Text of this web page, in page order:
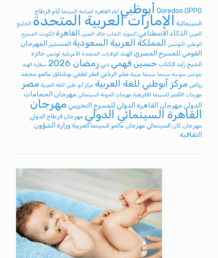
Ooredoo OPPO أبوظبي أيام القاهرة لصناعة السينما أيام قرطاج
السينمائية الإمارات العربية المتحدة الخليج
العربي
الذكاء الاصطناعي السويد الشاب خالد الصين القاهرة الكويت المسرح
الوطني التونسي
المملكة العربية السعودية المنستير
المهرجان
القومي للمسرح المصري الهند الولايات المتحدة الأمريكية تونس جائزة
الشيخ زايد للكتاب حسين فهمي دبي رمضان 2026
سفارة الهند
بتونس سوسة سينما سينما عربية صابر الرباعي قطر لطفي بوشناق مالمو محمد
رياض مركز أبوظبي للغة العربية مركز أبو ظبي للغة العربية مصر
مهرجان الأقصر للسينما الأفريقية مهرجان الجونة السينمائي مهرجان الحمامات
الدولي مهرجان القاهرة الدولي للمسرح التجريبي مهرجان
القاهرة السينمائي الدولي مهرجان قرطاج الدولي
مهرجان كان السينمائي مهرجان مالمو للسينما العربية وزارة الشؤون
الثقافية